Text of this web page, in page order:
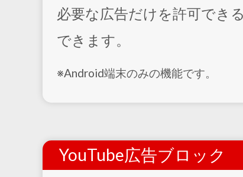
必要な広告だけを許可でき
できます。
※Android端末のみの機能です。
YouTube広告ブロック